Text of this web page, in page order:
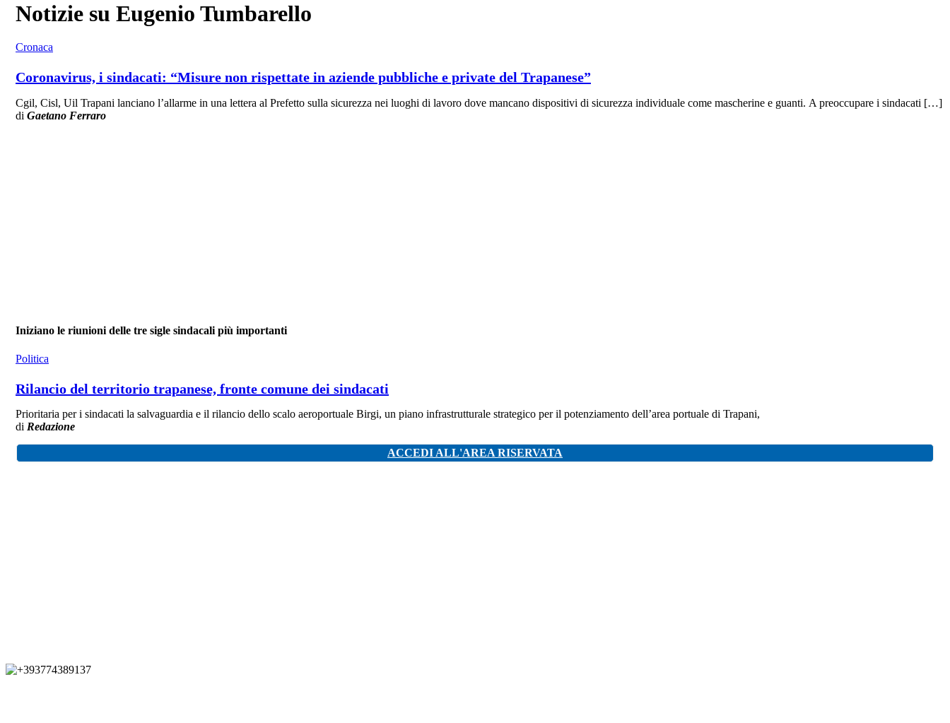
Notizie su Eugenio Tumbarello
Cronaca
Coronavirus, i sindacati: “Misure non rispettate in aziende pubbliche e private del Trapanese”
Cgil, Cisl, Uil Trapani lanciano l’allarme in una lettera al Prefetto sulla sicurezza nei luoghi di lavoro dove mancano dispositivi di sicurezza individuale come mascherine e guanti. A preoccupare i sindacati […]
di Gaetano Ferraro
Iniziano le riunioni delle tre sigle sindacali più importanti
Politica
Rilancio del territorio trapanese, fronte comune dei sindacati
Prioritaria per i sindacati la salvaguardia e il rilancio dello scalo aeroportuale Birgi, un piano infrastrutturale strategico per il potenziamento dell’area portuale di Trapani,
di Redazione
ACCEDI ALL'AREA RISERVATA